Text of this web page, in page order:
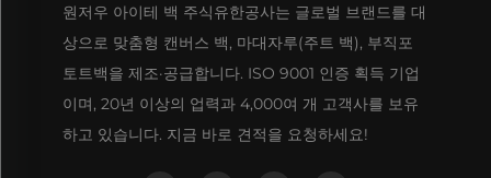
원저우 아이테 백 주식유한공사는 글로벌 브랜드를 대
상으로 맞춤형 캔버스 백, 마대자루(주트 백), 부직포
토트백을 제조·공급합니다. ISO 9001 인증 획득 기업
이며, 20년 이상의 업력과 4,000여 개 고객사를 보유
하고 있습니다. 지금 바로 견적을 요청하세요!